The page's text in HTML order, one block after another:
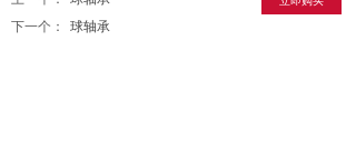
下一个：
球轴承